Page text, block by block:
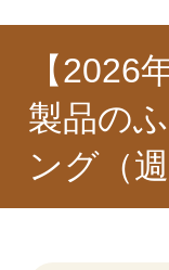
【2026
製品の
ング（週